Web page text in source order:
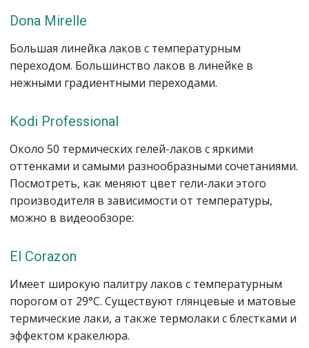
Dona Mirelle
Большая линейка лаков с температурным
переходом. Большинство лаков в линейке в
нежными градиентными переходами.
Kodi Professional
Около 50 термических гелей-лаков с яркими
оттенками и самыми разнообразными сочетаниями.
Посмотреть, как меняют цвет гели-лаки этого
производителя в зависимости от температуры,
можно в видеообзоре:
Еl Corazon
Имеет широкую палитру лаков с температурным
порогом от 29°С. Существуют глянцевые и матовые
термические лаки, а также термолаки с блестками и
эффектом кракелюра.